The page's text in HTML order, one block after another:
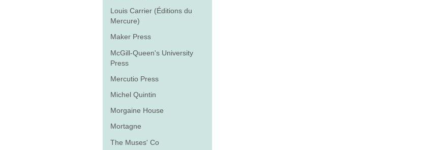
Louis Carrier (Éditions du
Mercure)
Maker Press
McGill-Queen's University
Press
Mercutio Press
Michel Quintin
Morgaine House
Mortagne
The Muses' Co